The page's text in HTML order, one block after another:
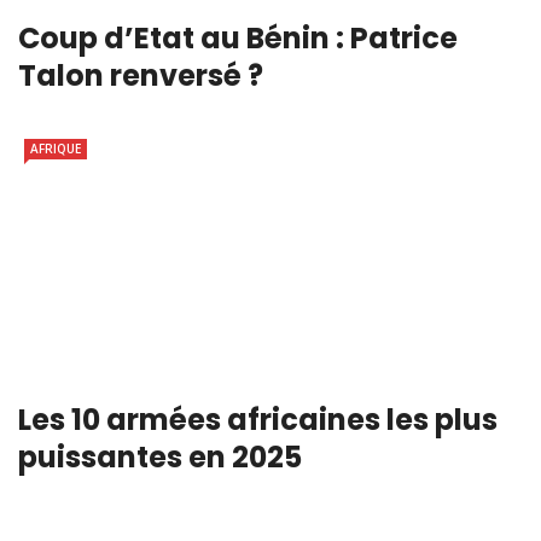
Coup d’Etat au Bénin : Patrice
Talon renversé ?
AFRIQUE
Les 10 armées africaines les plus
puissantes en 2025